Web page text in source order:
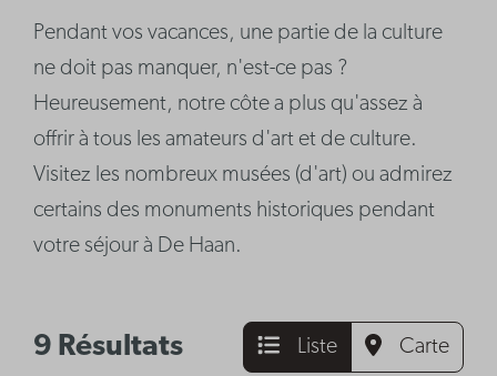
Pendant vos vacances, une partie de la culture
ne doit pas manquer, n'est-ce pas ?
Heureusement, notre côte a plus qu'assez à
offrir à tous les amateurs d'art et de culture.
Visitez les nombreux musées (d'art) ou admirez
certains des monuments historiques pendant
votre séjour à De Haan.
9 Résultats Liste Carte